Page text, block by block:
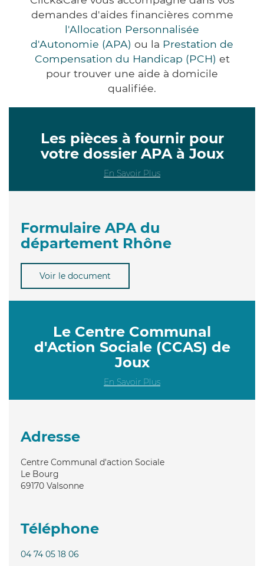
demandes d'aides financières comme
l'Allocation Personnalisée
d'Autonomie (APA) ou la Prestation de
Compensation du Handicap (PCH) et
pour trouver une aide à domicile
qualifiée.
Les pièces à fournir pour
votre dossier APA à Joux
En Savoir Plus
Formulaire APA du
département Rhône
Voir le document
Le Centre Communal
d'Action Sociale (CCAS) de
Joux
En Savoir Plus
Adresse
Centre Communal d'action Sociale
Le Bourg
69170 Valsonne
Téléphone
04 74 05 18 06